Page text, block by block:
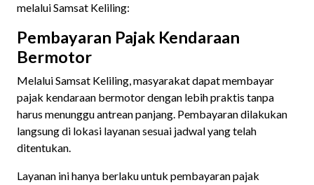
melalui Samsat Keliling:
Pembayaran Pajak Kendaraan
Bermotor
Melalui Samsat Keliling, masyarakat dapat membayar
pajak kendaraan bermotor dengan lebih praktis tanpa
harus menunggu antrean panjang. Pembayaran dilakukan
langsung di lokasi layanan sesuai jadwal yang telah
ditentukan.
Layanan ini hanya berlaku untuk pembayaran pajak